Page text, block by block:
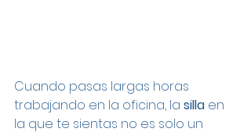
Cuando pasas largas horas
trabajando en la oficina, la silla en
la que te sientas no es solo un